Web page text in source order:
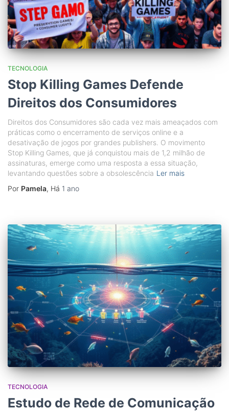
TECNOLOGIA
Stop Killing Games Defende
Direitos dos Consumidores
Direitos dos Consumidores são cada vez mais ameaçados com
práticas como o encerramento de serviços online e a
desativação de jogos por grandes publishers. O movimento
Stop Killing Games, que já conquistou mais de 1,2 milhão de
assinaturas, emerge como uma resposta a essa situação,
levantando questões sobre a obsolescência Ler mais
Por Pamela, Há 1 ano
TECNOLOGIA
Estudo de Rede de Comunicação